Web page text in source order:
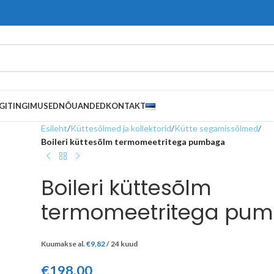
NÕUANDEDKONTAKT
Esileht/Küttesõlmed ja kollektorid/Kütte segamissõlmed/
Boileri küttesõlm termomeetritega pumbaga
Boileri küttesõlm
termomeetritega
Kuumakse al.€9,82/ 24 kuud
€198,00